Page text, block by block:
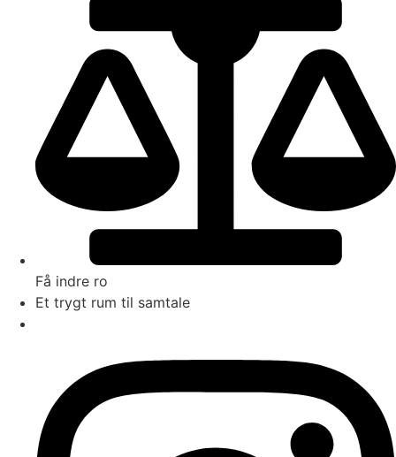
Få indre ro
Et trygt rum til samtale